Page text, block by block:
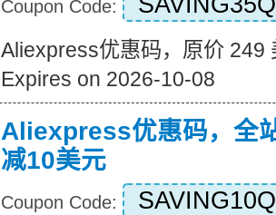
Coupon Code:
Aliexpress优惠码，原价 249
Expires on 2026-10-08
Aliexpress优惠码，全
减10美元
Coupon Code: SAVING10Q